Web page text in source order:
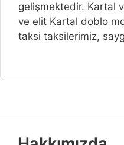
gelişmektedir. Kartal
ve elit Kartal doblo
taksi taksilerimiz,